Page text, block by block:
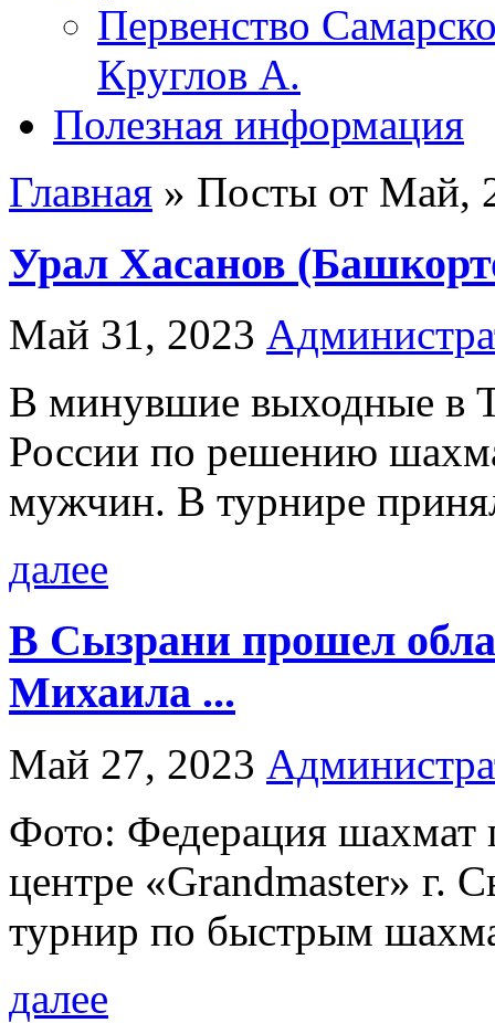
Первенство
Круглов А.
Полезная информация
Главная » Посты от Май,
Урал Хасанов
Май 31, 2023
В минувшие выходные в
России по решению
мужчин. В турнире
далее
В Сызрани прошел
Михаила ...
Май 27, 2023
Фото: Федерация
центре «Grandmaster» г.
турнир по быстрым
далее